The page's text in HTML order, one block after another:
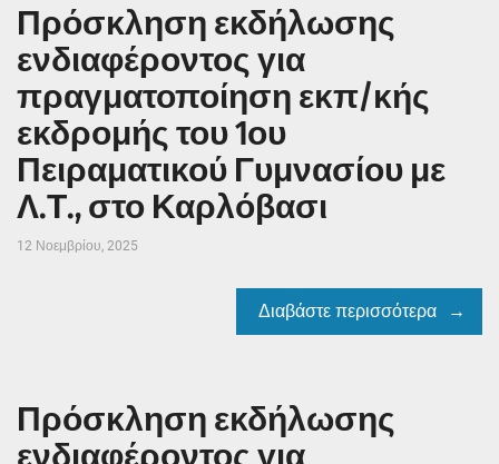
Πρόσκληση εκδήλωσης
ενδιαφέροντος για
πραγματοποίηση εκπ/κής
εκδρομής του 1ου
Πειραματικού Γυμνασίου με
Λ.Τ., στο Καρλόβασι
12 Νοεμβρίου, 2025
Διαβάστε περισσότερα
Πρόσκληση εκδήλωσης
ενδιαφέροντος για